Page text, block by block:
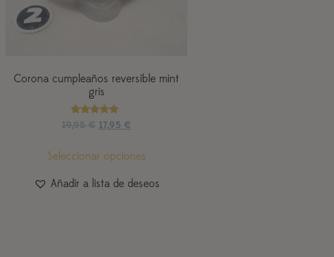
Corona cumpleaños reversible mint
gris
Valorado
con
19,95€ 17,95 €
Seleccionar opciones
Añadir a lista de deseos